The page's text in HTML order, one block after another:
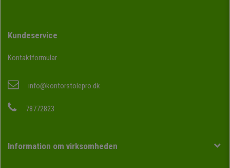
Kundeservice
Kontaktformular
info@kontorstolepro.dk
78772823
Information om virksomheden